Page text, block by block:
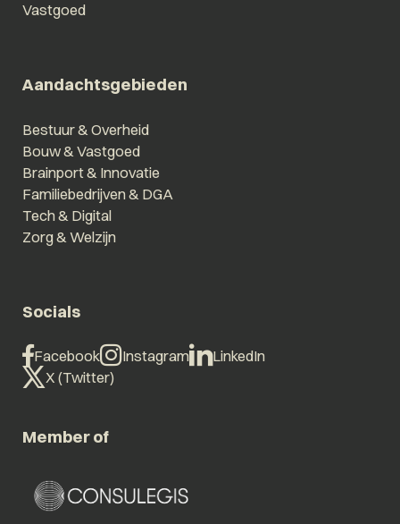
Vastgoed
Aandachtsgebieden
Bestuur & Overheid
Bouw & Vastgoed
Brainport & Innovatie
Familiebedrijven & DGA
Tech & Digital
Zorg & Welzijn
Socials
Facebook Instagram
LinkedIn
X (Twitter)
Member of